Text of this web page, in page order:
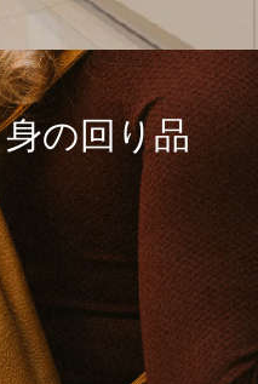
の回り品